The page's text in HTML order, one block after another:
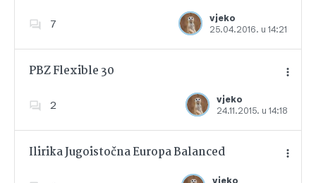
7
vjeko
25.04.2016. u 14:21
Dodajte u favorite
PBZ Flexible 30
2
vjeko
24.11.2015. u 14:18
Dodajte u favorite
Ilirika Jugoistočna Europa Balanced
vjeko